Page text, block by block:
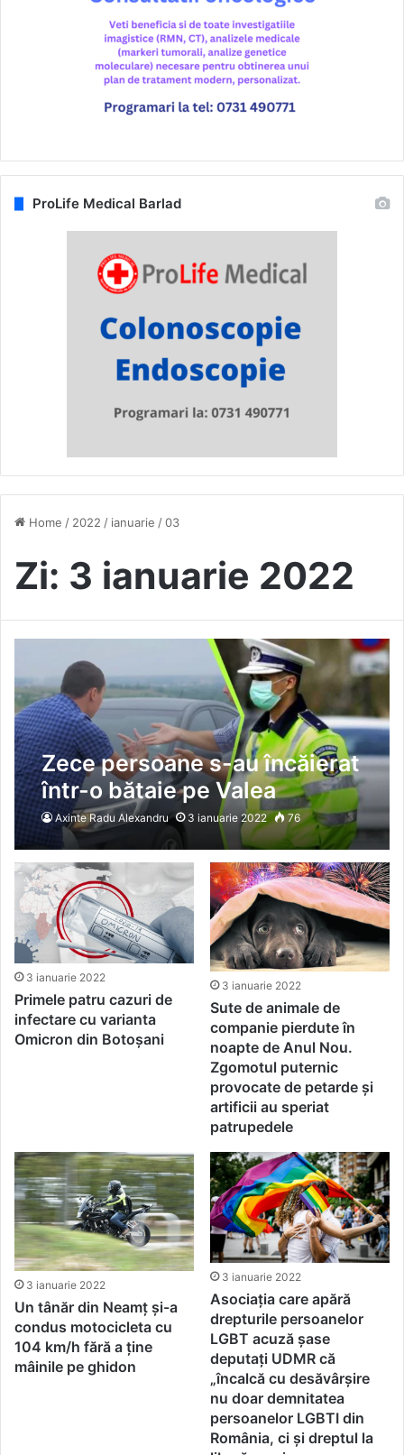
Home / 2022 / ianuarie /03
Zi: 3 ianuarie 2022
Zece persoane s-au încăierat
într-o bătaie pe Valea
Prahovei. Mărul discordiei:
acordarea priorității de
trecere în trafic
Axinte Radu Alexandru 3 ianuarie 2022 76
3 ianuarie 2022
Primele patru cazuri de
infectare cu varianta
Omicron din Botoșani
3 ianuarie 2022
Sute de animale de
companie pierdute în
noapte de Anul Nou.
Zgomotul puternic
provocate de petarde și
artificii au speriat
patrupedele
3 ianuarie 2022
Un tânăr din Neamț și-a
condus motocicleta cu
104 km/h fără a ține
mâinile pe ghidon
3 ianuarie 2022
Asociația care apără
drepturile persoanelor
LGBT acuză șase
deputați UDMR că
„încalcă cu desăvârșire
nu doar demnitatea
persoanelor LGBTI din
România, ci și dreptul la
ProLife Medical Barlad